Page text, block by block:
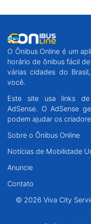
O Ônibus Online é um
horário de ônibus fácil
várias cidades do
você.
Este site usa links
AdSense. O AdSense
podem ajudar os
Sobre o Ônibus Online
Notícias de Mobilidade
Anuncie
Contato
© 2026 Viva City